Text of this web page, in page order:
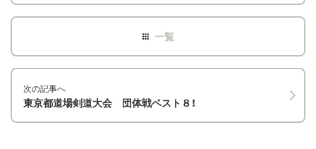
次の記事へ
東京都道場剣道大会 団体戦ベスト８！